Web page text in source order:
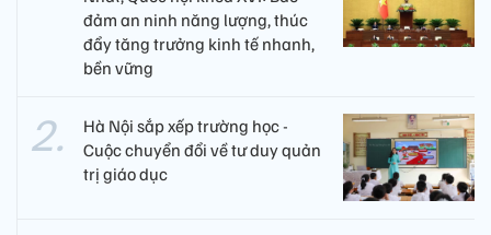
đảm an ninh năng lượng, thúc
đẩy tăng trưởng kinh tế nhanh,
bền vững
Hà Nội sắp xếp trường học -
Cuộc chuyển đổi về tư duy quản
trị giáo dục